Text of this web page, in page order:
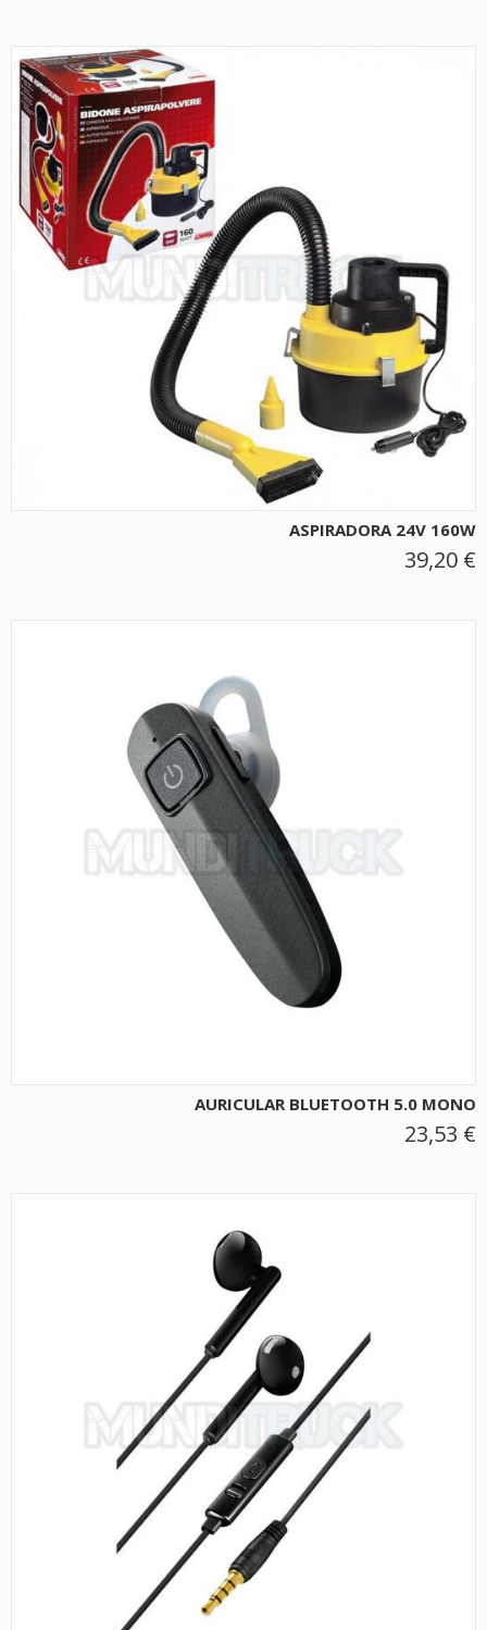
ASPIRADORA 24V 160W
39,20 €
AURICULAR BLUETOOTH 5.0 MONO
23,53 €